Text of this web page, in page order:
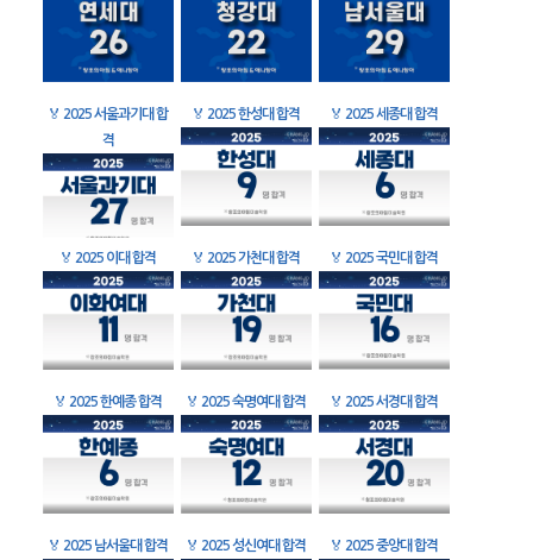
🏅 2025 서울과기대 합
격
🏅 2025 한성대 합격 🏅 2025 세종대 합격
🏅 2025 이대 합격 🏅 2025 가천대 합격 🏅 2025 국민대 합격
🏅 2025 한예종 합격 🏅 2025 숙명여대 합격 🏅 2025 서경대 합격
🏅 2025 남서울대 합격 🏅 2025 성신여대 합격 🏅 2025 중앙대 합격